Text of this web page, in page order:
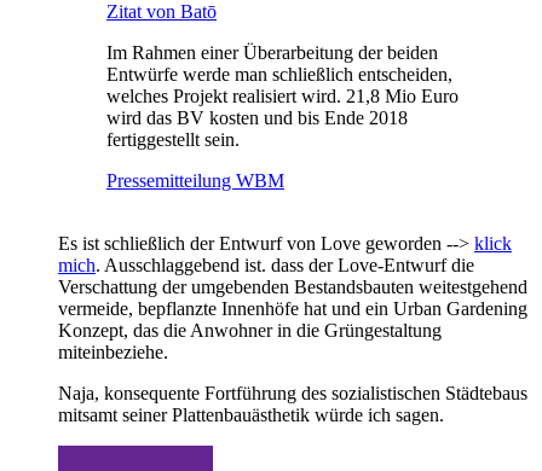
Zitat von Batō
Im Rahmen einer Überarbeitung der beiden
Entwürfe werde man schließlich entscheiden,
welches Projekt realisiert wird. 21,8 Mio Euro
wird das BV kosten und bis Ende 2018
fertiggestellt sein.
Pressemitteilung WBM
Es ist schließlich der Entwurf von Love geworden --> klick
mich. Ausschlaggebend ist. dass der Love-Entwurf die
Verschattung der umgebenden Bestandsbauten weitestgehend
vermeide, bepflanzte Innenhöfe hat und ein Urban Gardening
Konzept, das die Anwohner in die Grüngestaltung
miteinbeziehe.
Naja, konsequente Fortführung des sozialistischen Städtebaus
mitsamt seiner Plattenbauästhetik würde ich sagen.